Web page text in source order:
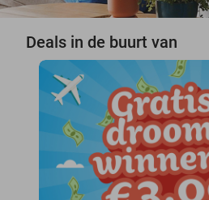
Deals in de buurt van